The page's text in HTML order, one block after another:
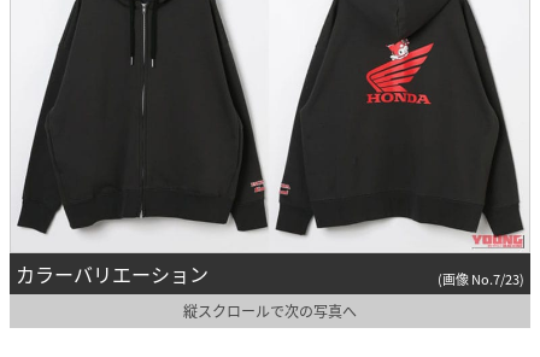
カラーバリエーション (画像 No.7/23)
縦スクロールで次の写真へ